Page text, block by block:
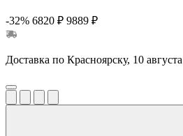
-32% 6820 ₽ 9889 ₽
Доставка по Красноярску, 10 августа